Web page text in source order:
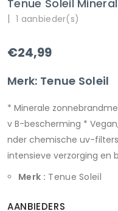
Tenue Soleil
| 1 aanbieder(s)
€24,99
Merk: Tenue Soleil
* Minerale
v B-bescherming *
nder chemische uv-
intensieve verzorging en
Merk : Tenue Soleil
AANBIEDERS